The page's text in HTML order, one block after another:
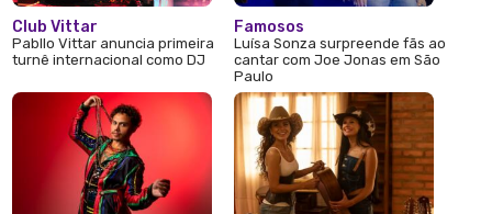
Club Vittar
Pabllo Vittar anuncia primeira
turnê internacional como DJ
Famosos
Luísa Sonza surpreende fãs ao
cantar com Joe Jonas em São
Paulo